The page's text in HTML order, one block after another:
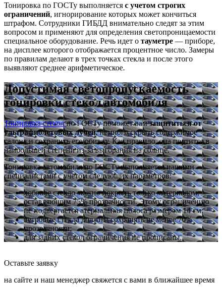
Тонировка по ГОСТу выполняется с учетом строгих
ограничений, игнорирование которых может кончиться
штрафом. Сотрудники ГИБДД внимательно следят за этим
вопросом и применяют для определения светопроницаемости
специальное оборудование. Речь идет о тауметре — приборе,
на дисплее которого отображается процентное число. Замеры
по правилам делают в трех точках стекла и после этого
выявляют среднее арифметическое.
Допустимая светопропускаемость
тонировки стекол автомобиля
Тонировка стеколпо ГОСТу поможет вамзащититься от
ультрафиолетовых лучей, немного скрыть содержимое
салона и сохранить его обивку. Как правило, она портится в
наибольшей степени из-за выгорания на солнце.
Тонировка автомобиля по ГОСТу выполняется нашими
специалистами с учетом следующих параметров:
лобовое стекло можно покрыть только материалом,
оставляющим 75% прозрачности. Этому ограничению
не подвергается атермальная полоса размером 14 см;
ветровые стекла должны сохранять не менее 70%
прозрачности;
для задних стекол ограничения не прописаны.
Оставьте заявку
на сайте и наш менеджер свяжется с вами в ближайшее время